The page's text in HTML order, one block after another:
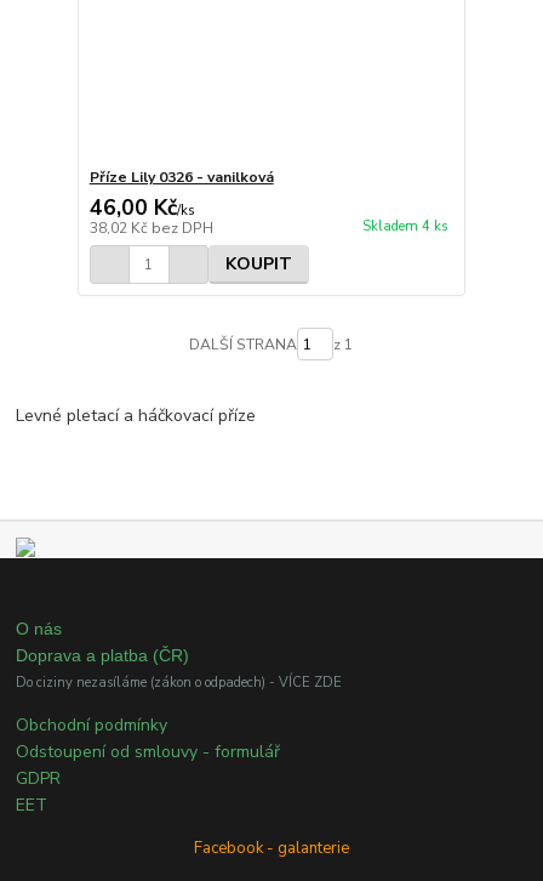
Příze Lily 0326 - vanilková
46,00 Kč/ks
38,02 Kč bez DPH Skladem 4 ks
KOUPIT
DALŠÍ STRANA z 1
Levné pletací a háčkovací příze
O nás
Doprava a platba (ČR)
Do ciziny nezasíláme (zákon o odpadech) - VÍCE ZDE
Obchodní podmínky
Odstoupení od smlouvy - formulář
GDPR
EET
Facebook - galanterie